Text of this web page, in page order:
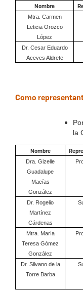
Nombre
Mtra. Carmen
Leticia Orozco
López
Dr. Cesar Eduardo
Aceves Aldrete
Como
la
Nombre
Dra. Gizelle
Guadalupe
Macías
González
Dr. Rogelio
Martínez
Cárdenas
Mtra. María
Teresa Gómez
González
Dr. Silvano de la
Torre Barba